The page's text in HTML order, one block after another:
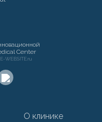
Center
WEBSITE.ru
О клинике